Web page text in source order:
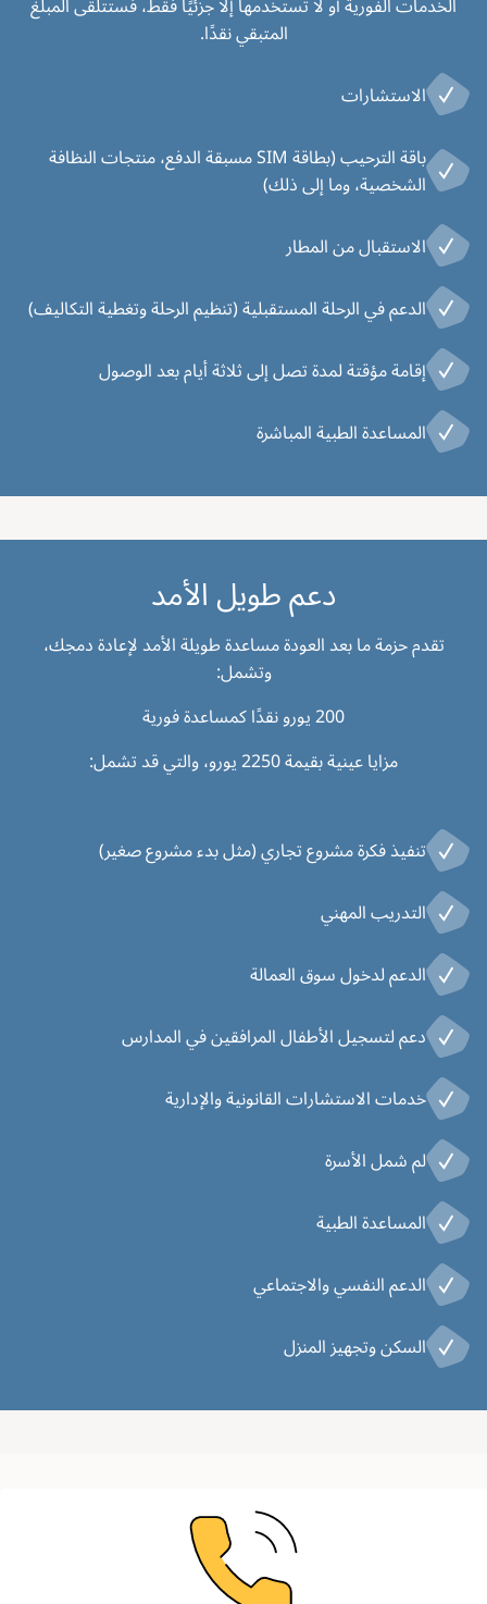
الخدمات الفورية أو لا تستخدمها إلا جزئيًا فقط، فستتلقى المبلغ
المتبقي نقدًا.
الاستشارات
باقة الترحيب (بطاقة SIM مسبقة الدفع، منتجات النظافة
الشخصية، وما إلى ذلك)
الاستقبال من المطار
الدعم في الرحلة المستقبلية (تنظيم الرحلة وتغطية التكاليف)
إقامة مؤقتة لمدة تصل إلى ثلاثة أيام بعد الوصول
المساعدة الطبية المباشرة
دعم طويل الأمد
تقدم حزمة ما بعد العودة مساعدة طويلة الأمد لإعادة دمجك،
وتشمل:
200 يورو نقدًا كمساعدة فورية
مزايا عينية بقيمة 2250 يورو، والتي قد تشمل:
تنفيذ فكرة مشروع تجاري (مثل بدء مشروع صغير)
التدريب المهني
الدعم لدخول سوق العمالة
دعم لتسجيل الأطفال المرافقين في المدارس
خدمات الاستشارات القانونية والإدارية
لم شمل الأسرة
المساعدة الطبية
الدعم النفسي والاجتماعي
السكن وتجهيز المنزل